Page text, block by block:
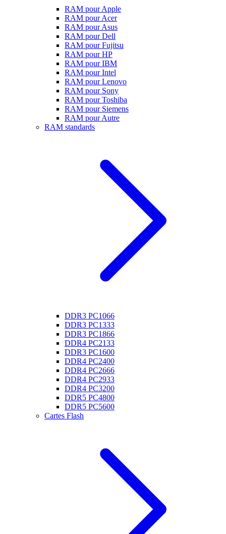
RAM pour Apple
RAM pour Acer
RAM pour Asus
RAM pour Dell
RAM pour Fujitsu
RAM pour HP
RAM pour IBM
RAM pour Intel
RAM pour Lenovo
RAM pour Sony
RAM pour Toshiba
RAM pour Siemens
RAM pour Autre
RAM standards
DDR3 PC1066
DDR3 PC1333
DDR3 PC1866
DDR4 PC2133
DDR3 PC1600
DDR4 PC2400
DDR4 PC2666
DDR4 PC2933
DDR4 PC3200
DDR5 PC4800
DDR5 PC5600
Cartes Flash